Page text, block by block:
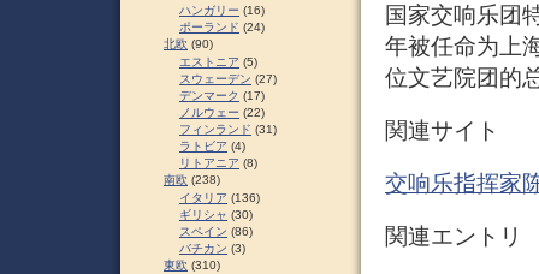
国家交响乐团
年被任命为上
位文艺院团的
関連サイト
交响乐指挥家
関連エントリ
ハンガリー (16)
ポーランド (24)
北欧 (90)
エストニア (5)
スウェーデン (27)
デンマーク (17)
ノルウェー (22)
フィンランド (31)
ラトビア (4)
リトアニア (8)
南欧 (238)
イタリア (136)
ギリシャ (30)
スペイン (86)
バチカン (3)
東欧 (310)